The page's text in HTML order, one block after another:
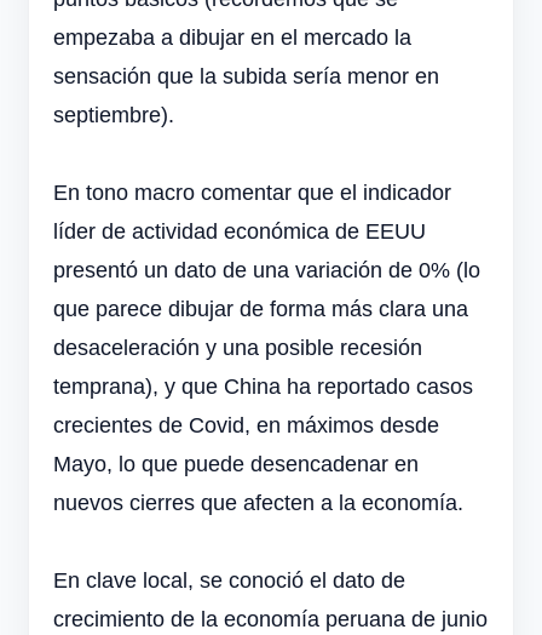
empezaba a dibujar en el mercado la
sensación que la subida sería menor en
septiembre).
En tono macro comentar que el indicador
líder de actividad económica de EEUU
presentó un dato de una variación de 0% (lo
que parece dibujar de forma más clara una
desaceleración y una posible recesión
temprana), y que China ha reportado casos
crecientes de Covid, en máximos desde
Mayo, lo que puede desencadenar en
nuevos cierres que afecten a la economía.
En clave local, se conoció el dato de
crecimiento de la economía peruana de junio